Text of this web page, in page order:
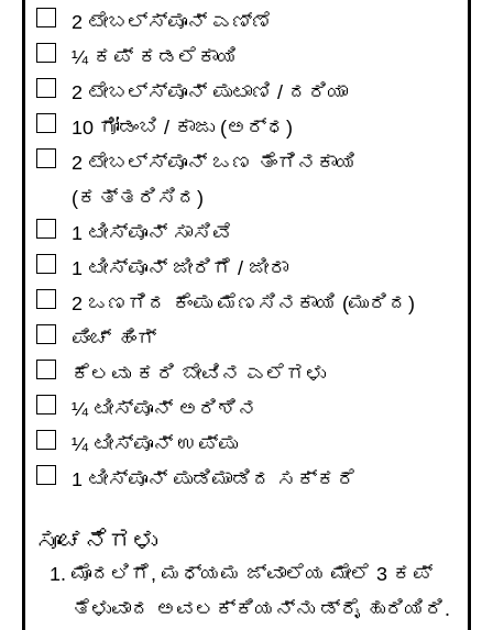
▢2 ಟೇಬಲ್ಸ್ಪೂನ್ ಎಣ್ಣೆ
▢¼ ಕಪ್ ಕಡಲೆಕಾಯಿ
▢2 ಟೇಬಲ್ಸ್ಪೂನ್ ಪುಟಾಣಿ / ದರಿಯಾ
▢10 ಗೋಡಂಬಿ / ಕಾಜು (ಅರ್ಧ)
▢2 ಟೇಬಲ್ಸ್ಪೂನ್ ಒಣ ತೆಂಗಿನಕಾಯಿ
(ಕತ್ತರಿಸಿದ)
▢1 ಟೀಸ್ಪೂನ್ ಸಾಸಿವೆ
▢1 ಟೀಸ್ಪೂನ್ ಜೀರಿಗೆ / ಜೀರಾ
▢2 ಒಣಗಿದ ಕೆಂಪು ಮೆಣಸಿನಕಾಯಿ (ಮುರಿದ)
▢ಪಿಂಚ್ ಹಿಂಗ್
ಕೆಲವು ಕರಿ ಬೇವಿನ ಎಲೆಗಳು
▢¼ ಟೀಸ್ಪೂನ್ ಅರಿಶಿನ
▢¼ ಟೀಸ್ಪೂನ್ ಉಪ್ಪು
▢1 ಟೀಸ್ಪೂನ್ ಪುಡಿಮಾಡಿದ ಸಕ್ಕರೆ
ಸೂಚನೆಗಳು
ಮೊದಲಿಗೆ, ಮಧ್ಯಮ ಜ್ವಾಲೆಯ ಮೇಲೆ 3 ಕಪ್
ತೆಳುವಾದ ಅವಲಕ್ಕಿಯನ್ನು ಡ್ರೈ ಹುರಿಯಿರಿ.